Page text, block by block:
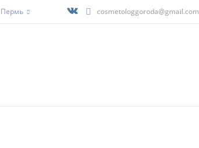
Пермь cosmetologgoroda@gmail.com